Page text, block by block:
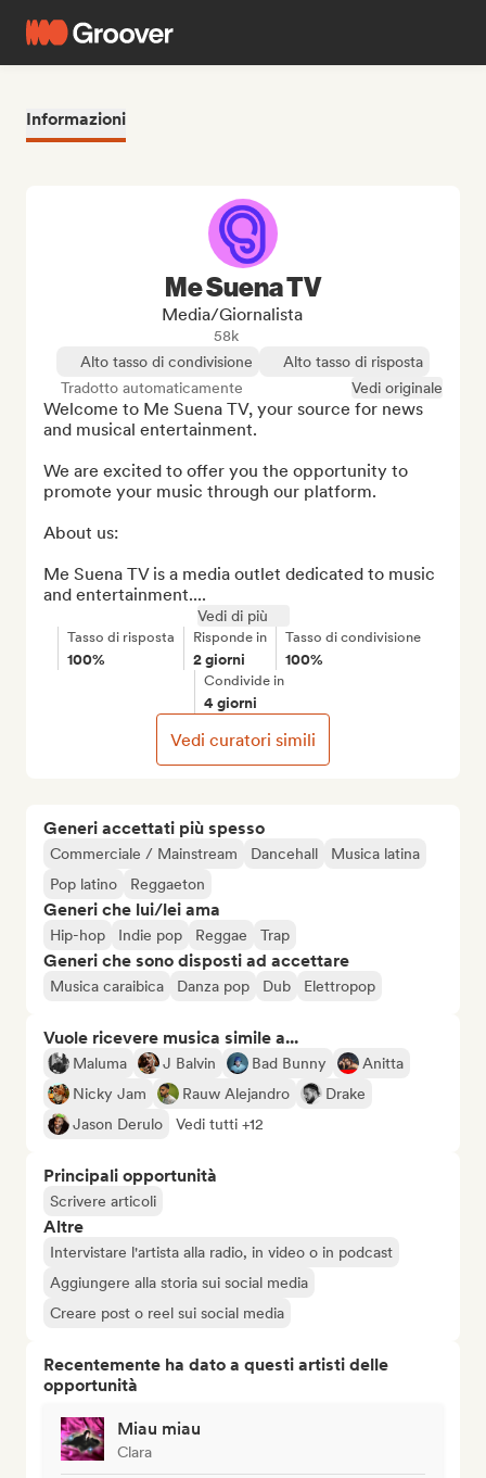
Informazioni
Generi accettati più spesso
Commerciale / Mainstream Dancehall
Musica latina
Pop latino
Reggaeton
Generi che lui/lei ama
Hip-hop Indie pop Reggae Trap
Generi che sono disposti ad accettare
Musica caraibica Danza pop Dub Elettropop
Vuole ricevere musica simile a...
Maluma J Balvin Bad Bunny
Anitta
Nicky Jam
Rauw Alejandro
Drake
Jason Derulo
Vedi tutti +12
Principali opportunità
Scrivere articoli
Altre
Intervistare l'artista alla radio, in video o in podcast
Aggiungere alla storia sui social media
Creare post o reel sui social media
Recentemente ha dato a questi artisti delle
opportunità
Miau miau
Clara
Me Suena TV
Media/Giornalista
58k
Alto tasso di condivisione
Alto tasso di risposta
Tradotto automaticamente
Vedi originale
Welcome to Me Suena TV, your source for news
and musical entertainment.
We are excited to offer you the opportunity to
promote your music through our platform.
About us:
Me Suena TV is a media outlet dedicated to music
and entertainment....
Vedi di più
Tasso di risposta
100%
Risponde in
2 giorni
Tasso di condivisione
100%
Condivide in
4 giorni
Vedi curatori simili